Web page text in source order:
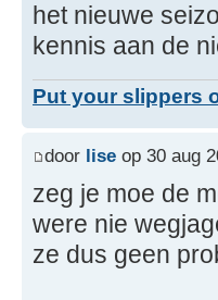
het nieuwe
kennis aan de
Put your slippers
door lise op 30 aug
zeg je moe de
were nie
ze dus geen